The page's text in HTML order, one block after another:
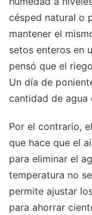
césped natural o
mantener el
setos enteros en
pensó que el
Un día de
cantidad de agua
Por el contrario,
que hace que el
para eliminar el
temperatura no
permite ajustar
para ahorrar